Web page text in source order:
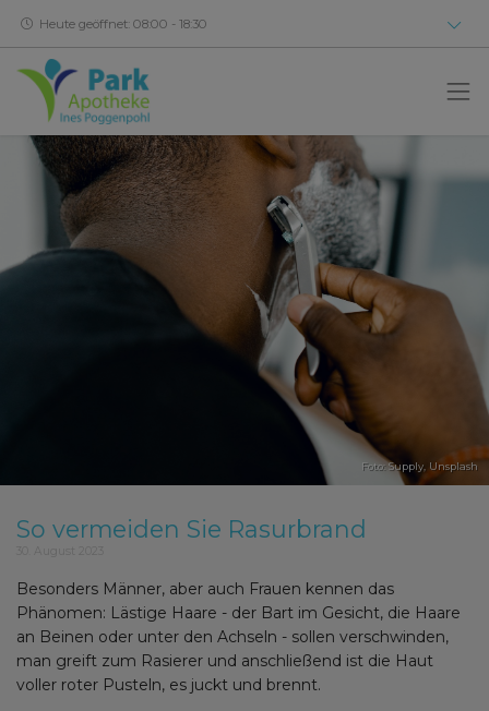
Heute geöffnet: 08:00 - 18:30
Foto:Supply Unsplash
So vermeiden Sie Rasurbrand
Besonders Männer, aber auch Frauen kennen das
Phänomen: Lästige Haare - der Bart im Gesicht, die Haare
an Beinen oder unter den Achseln - sollen verschwinden,
man greift zum Rasierer und anschließend ist die Haut
voller roter Pusteln, es juckt und brennt.